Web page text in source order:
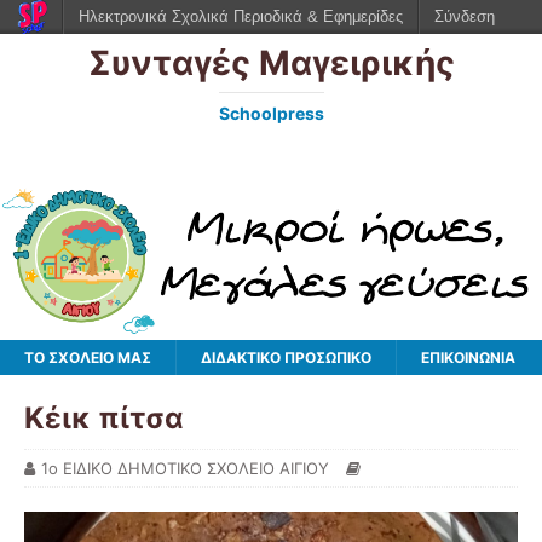
Συνταγές Μαγειρικής
Schoolpress
ΤΟ ΣΧΟΛΕΙΟ ΜΑΣ ΔΙΔΑΚΤΙΚΟ ΠΡΟΣΩΠΙΚΟ ΕΠΙΚΟΙΝΩΝΙΑ
Κέικ πίτσα
1ο ΕΙΔΙΚΟ ΔΗΜΟΤΙΚΟ ΣΧΟΛΕΙΟ ΑΙΓΙΟΥ
Ηλεκτρονικά Σχολικά Περιοδικά & Εφημερίδες Σύνδεση